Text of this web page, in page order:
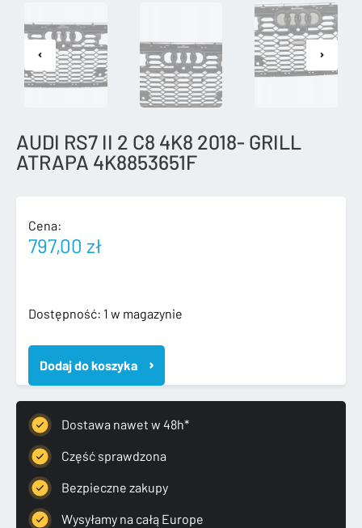
AUDI RS7 II 2 C8 4K8 2018- GRILL
ATRAPA 4K8853651F
Cena:
797,00 zł
Dostępność: 1 w magazynie
ilość
RS7
2
C8
4K8
2018-
GRILL
ATRAPA
4K8853651F
Dodaj do koszyka
Dostawa nawet w 48h*
Część sprawdzona
Bezpieczne zakupy
Wysyłamy na całą Europe